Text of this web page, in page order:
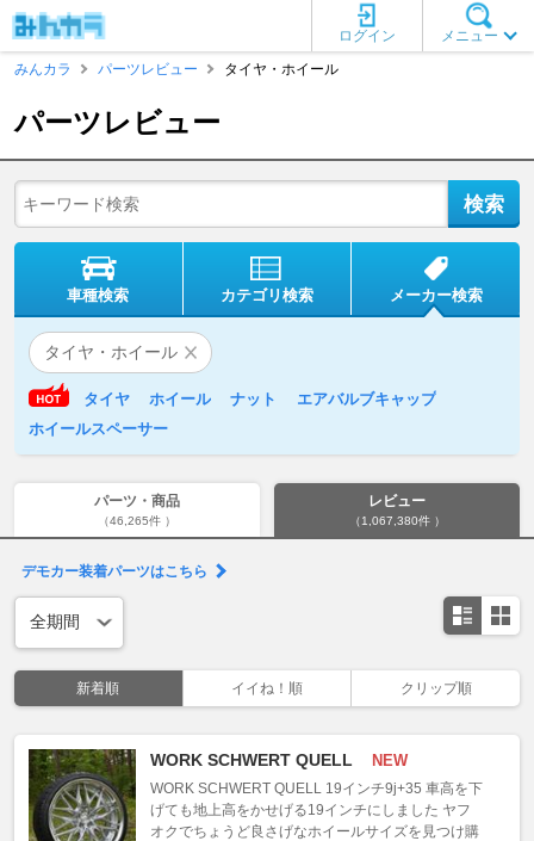
メニュー
ログイン
みんカラ
パーツレビュー タイヤ・ホイール
パーツレビュー
車種検索 カテゴリ検索 メーカー検索
タイヤ・ホイール
タイヤ ホイール ナット
エアバルブキャップ
ホイールスペーサー
パーツ・商品
（46,265件 ）
レビュー
（1,067,380件 ）
デモカー装着パーツはこちら
新着順 イイね！順 クリップ順
WORK SCHWERT QUELL NEW
WORK SCHWERT QUELL 19インチ9j+35 車高を下
げても地上高をかせげる19インチにしました ヤフ
オクでちょうど良さげなホイールサイズを見つけ購